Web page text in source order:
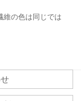
維の色は同じでは